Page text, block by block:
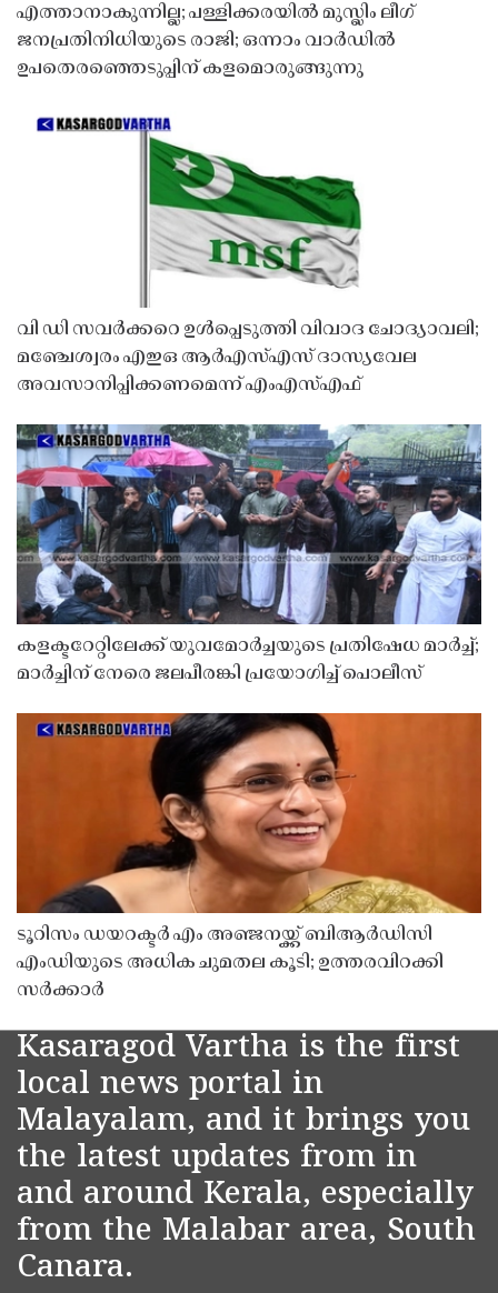
എത്താനാകുന്നില്ല; പള്ളിക്കരയിൽ മുസ്ലിം ലീഗ്
ജനപ്രതിനിധിയുടെ രാജി; ഒന്നാം വാർഡിൽ
ഉപതെരഞ്ഞെടുപ്പിന് കളമൊരുങ്ങുന്നു
വി ഡി സവർക്കറെ ഉൾപ്പെടുത്തി വിവാദ ചോദ്യാവലി;
മഞ്ചേശ്വരം എഇഒ ആർഎസ്എസ് ദാസ്യവേല
അവസാനിപ്പിക്കണമെന്ന് എംഎസ്എഫ്
കളക്ടറേറ്റിലേക്ക് യുവമോർച്ചയുടെ പ്രതിഷേധ മാർച്ച്;
മാർച്ചിന് നേരെ ജലപീരങ്കി പ്രയോഗിച്ച് പൊലീസ്
ടൂറിസം ഡയറക്ടർ എം അഞ്ജനയ്ക്ക് ബിആർഡിസി
എംഡിയുടെ അധിക ചുമതല കൂടി; ഉത്തരവിറക്കി
സർക്കാർ
Kasaragod Vartha is the first
local news portal in
Malayalam, and it brings you
the latest updates from in
and around Kerala, especially
from the Malabar area, South
Canara.